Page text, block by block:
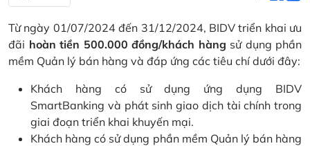
Từ ngày 01/07/2024 đến 31/12/2024, BIDV triển khai ưu
đãi hoàn tiền 500.000 đồng/khách hàng sử dụng phần
mềm Quản lý bán hàng và đáp ứng các tiêu chí dưới đây:
Khách hàng có sử dụng ứng dụng BIDV
SmartBanking và phát sinh giao dịch tài chính trong
giai đoạn triển khai khuyến mại.
Khách hàng có sử dụng phần mềm Quản lý bán hàng